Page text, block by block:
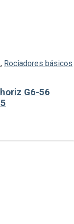
, Rociadores básicos
G6-56